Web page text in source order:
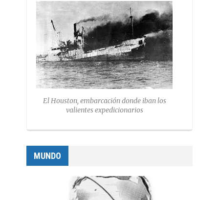
El Houston, embarcación donde iban los
valientes expedicionarios
MUNDO